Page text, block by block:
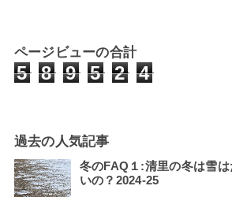
ページビューの合計
5 8 9 5 2 4
過去の人気記事
冬のFAQ１:清里の冬は雪
いの？2024-25